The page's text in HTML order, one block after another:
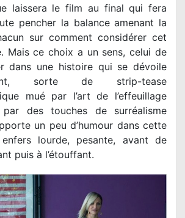
laissera le film au final qui fera
pencher la balance amenant la
sur comment considérer cet
Mais ce choix a un sens, celui de
dans une histoire qui se dévoile
sorte de strip-tease
mué par l’art de l’effeuillage
des touches de surréalisme
un peu d’humour dans cette
lourde, pesante, avant de
puis à l’étouffant.